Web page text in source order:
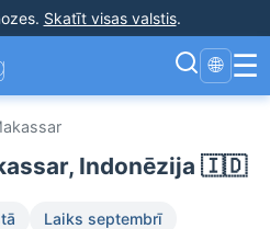
. Skatīt visas valstis.
🌐 ☰
Indonēzija 🇮🇩
Laiks septembrī